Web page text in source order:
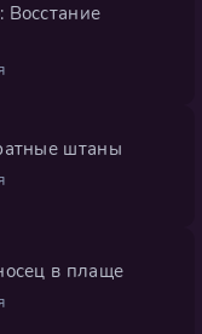
Восстание
штаны
в плаще